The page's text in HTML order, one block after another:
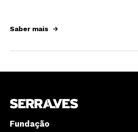
Saber mais
Fundação